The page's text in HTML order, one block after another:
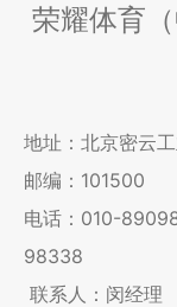
荣耀体育
地址：北京密云
邮编：101500
电话： 010-
98338
联系人：闵经